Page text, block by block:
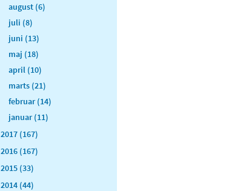
august (6)
juli (8)
juni (13)
maj (18)
april (10)
marts (21)
februar (14)
januar (11)
2017 (167)
2016 (167)
2015 (33)
2014 (44)